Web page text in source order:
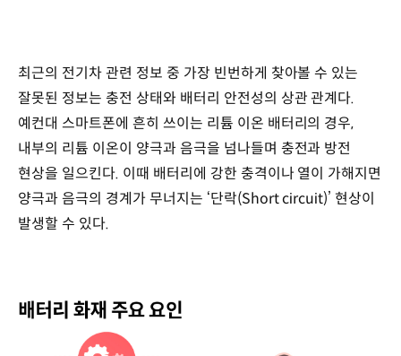
최근의 전기차 관련 정보 중 가장 빈번하게 찾아볼 수 있는
잘못된 정보는 충전 상태와 배터리 안전성의 상관 관계다.
예컨대 스마트폰에 흔히 쓰이는 리튬 이온 배터리의 경우,
내부의 리튬 이온이 양극과 음극을 넘나들며 충전과 방전
현상을 일으킨다. 이때 배터리에 강한 충격이나 열이 가해지면
양극과 음극의 경계가 무너지는 ‘단락(Short circuit)’ 현상이
발생할 수 있다.